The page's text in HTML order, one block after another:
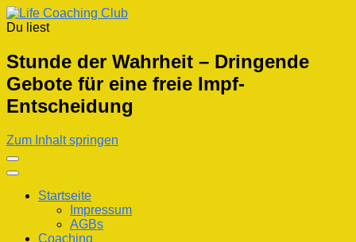
Du liest
Stunde der Wahrheit – Dringende
Gebote für eine freie Impf-
Entscheidung
Zum Inhalt springen
Startseite
Impressum
AGBs
Coaching